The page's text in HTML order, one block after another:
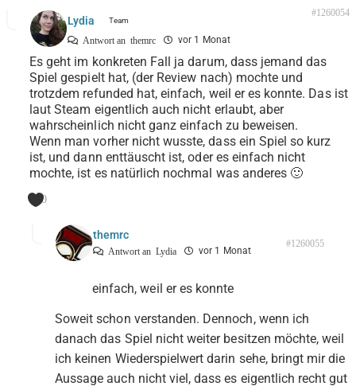
Lydia
Antwort an themrc vor 1 Monat
#1260054
Es geht im konkreten Fall ja darum, dass jemand das
Spiel gespielt hat, (der Review nach) mochte und
trotzdem refunded hat, einfach, weil er es konnte. Das ist
laut Steam eigentlich auch nicht erlaubt, aber
wahrscheinlich nicht ganz einfach zu beweisen.
Wenn man vorher nicht wusste, dass ein Spiel so kurz
ist, und dann enttäuscht ist, oder es einfach nicht
mochte, ist es natürlich nochmal was anderes 🙂
0
themrc
Antwort an Lydia vor 1 Monat
#1260055
einfach, weil er es konnte
Soweit schon verstanden. Dennoch, wenn ich
danach das Spiel nicht weiter besitzen möchte, weil
ich keinen Wiederspielwert darin sehe, bringt mir die
Aussage auch nicht viel, dass es eigentlich recht gut